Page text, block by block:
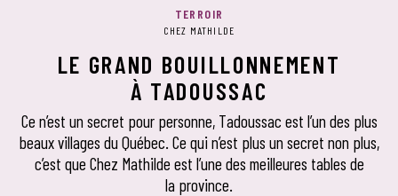
TERROIR
CHEZ MATHILDE
LE GRAND BOUILLONNEMENT
À TADOUSSAC
Ce n’est un secret pour personne, Tadoussac est l’un des plus
beaux villages du Québec. Ce qui n’est plus un secret non plus,
c’est que Chez Mathilde est l’une des meilleures tables de
la province.